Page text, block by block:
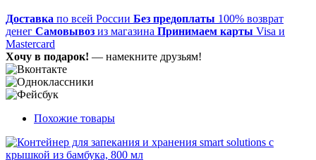
Доставка по всей России Без предоплаты 100% возврат
денег Самовывоз из магазина Принимаем карты Visa и
Mastercard
Хочу в подарок! — намекните друзьям!
Похожие товары